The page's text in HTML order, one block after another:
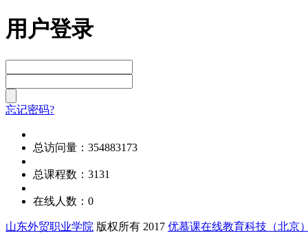
用户登录
忘记密码?
总访问量：354883173
总课程数：3131
在线人数：0
山东外贸职业学院 版权所有 2017 优慕课在线教育科技（北京